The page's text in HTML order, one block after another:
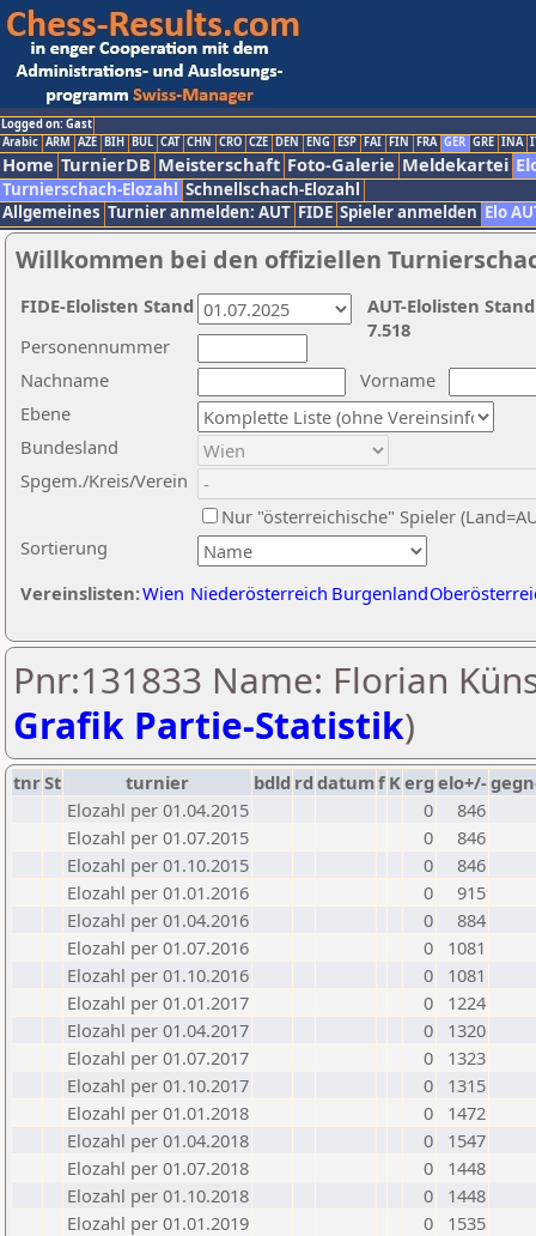
Logged on: Gast
Arabic ARM AZE BIH BUL CAT CHN CRO CZE DEN ENG ESP FAI FIN FRA GER GRE INA
Home TurnierDB Meisterschaft Foto-Galerie Meldekartei
Turnierschach-Elozahl Schnellschach-Elozahl
Allgemeines Turnier anmelden: AUT FIDE Spieler anmelden Elo
Willkommen bei den offiziellen
Nachname
Vorname
Ebene
Sortierung
Personennummer
Bundesland
Spgem./Kreis/Verein
Nur "österreichische" Spieler
Vereinslisten:Wien Niederösterreich Burgenland
AUT-Elolisten
7.518
FIDE-Elolisten Stand
Pnr:131833 Name: Florian
Grafik Partie-Statistik)
tnrSt turnier bdld rd datumf Kerg elo+/-
Elozahl per 01.04.2015
0
846
Elozahl per 01.07.2015
0
846
Elozahl per 01.10.2015
0
846
Elozahl per 01.01.2016
0
915
Elozahl per 01.04.2016
0
884
Elozahl per 01.07.2016
0
1081
Elozahl per 01.10.2016
0
1081
Elozahl per 01.01.2017
0
1224
Elozahl per 01.04.2017
0
1320
Elozahl per 01.07.2017
0
1323
Elozahl per 01.10.2017
0
1315
Elozahl per 01.01.2018
0
1472
Elozahl per 01.04.2018
0
1547
Elozahl per 01.07.2018
0
1448
Elozahl per 01.10.2018
0
1448
Elozahl per 01.01.2019
0
1535